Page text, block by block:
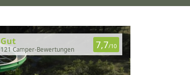
Gut
121 Camper-Bewertungen 7,7/10